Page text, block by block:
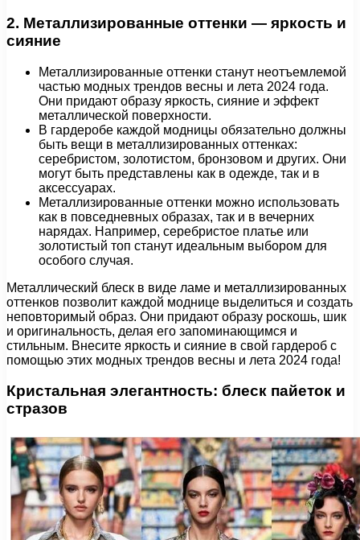
2. Металлизированные оттенки — яркость и
сияние
Металлизированные оттенки станут неотъемлемой
частью модных трендов весны и лета 2024 года.
Они придают образу яркость, сияние и эффект
металлической поверхности.
В гардеробе каждой модницы обязательно должны
быть вещи в металлизированных оттенках:
серебристом, золотистом, бронзовом и других. Они
могут быть представлены как в одежде, так и в
аксессуарах.
Металлизированные оттенки можно использовать
как в повседневных образах, так и в вечерних
нарядах. Например, серебристое платье или
золотистый топ станут идеальным выбором для
особого случая.
Металлический блеск в виде ламе и металлизированных
оттенков позволит каждой моднице выделиться и создать
неповторимый образ. Они придают образу роскошь, шик
и оригинальность, делая его запоминающимся и
стильным. Внесите яркость и сияние в свой гардероб с
помощью этих модных трендов весны и лета 2024 года!
Кристальная элегантность: блеск пайеток и
стразов